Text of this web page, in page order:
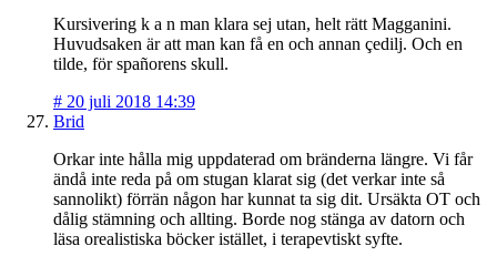
Kursivering k a n man klara sej utan, helt rätt Magganini.
Huvudsaken är att man kan få en och annan çedilj. Och en
tilde, för spañorens skull.
# 20 juli 2018 14:39
Brid
Orkar inte hålla mig uppdaterad om bränderna längre. Vi får
ändå inte reda på om stugan klarat sig (det verkar inte så
sannolikt) förrän någon har kunnat ta sig dit. Ursäkta OT och
dålig stämning och allting. Borde nog stänga av datorn och
läsa orealistiska böcker istället, i terapevtiskt syfte.